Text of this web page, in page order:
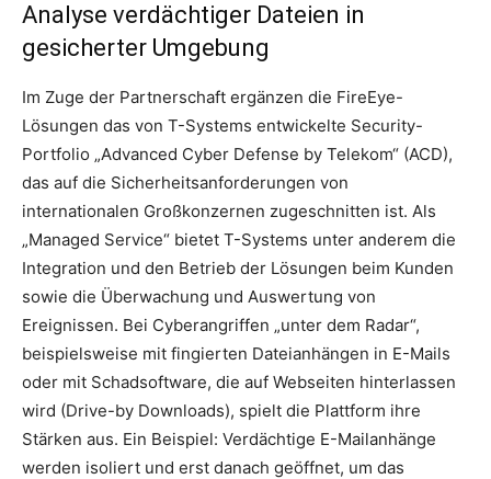
Analyse verdächtiger Dateien in
gesicherter Umgebung
Im Zuge der Partnerschaft ergänzen die FireEye-
Lösungen das von T-Systems entwickelte Security-
Portfolio „Advanced Cyber Defense by Telekom“ (ACD),
das auf die Sicherheitsanforderungen von
internationalen Großkonzernen zugeschnitten ist. Als
„Managed Service“ bietet T-Systems unter anderem die
Integration und den Betrieb der Lösungen beim Kunden
sowie die Überwachung und Auswertung von
Ereignissen. Bei Cyberangriffen „unter dem Radar“,
beispielsweise mit fingierten Dateianhängen in E-Mails
oder mit Schadsoftware, die auf Webseiten hinterlassen
wird (Drive-by Downloads), spielt die Plattform ihre
Stärken aus. Ein Beispiel: Verdächtige E-Mailanhänge
werden isoliert und erst danach geöffnet, um das